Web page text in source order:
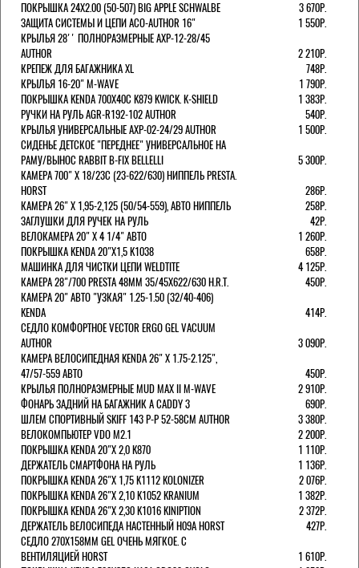
ПОКРЫШКА 24X2.00 (50-507) BIG APPLE SCHWALBE
3 670Р.
ЗАЩИТА СИСТЕМЫ И ЦЕПИ ACO-AUTHOR 16"
1 550Р.
КРЫЛЬЯ 28'' ПОЛНОРАЗМЕРНЫЕ AXP-12-28/45
AUTHOR
2 210Р.
КРЕПЕЖ ДЛЯ БАГАЖНИКА XL
748Р.
КРЫЛЬЯ 16-20" M-WAVE
1 790Р.
ПОКРЫШКА KENDA 700Х40С K879 KWICK. K-SHIELD
1 383Р.
РУЧКИ НА РУЛЬ AGR-R192-102 AUTHOR
540Р.
КРЫЛЬЯ УНИВЕРСАЛЬНЫЕ AXP-02-24/29 AUTHOR
1 500Р.
СИДЕНЬЕ ДЕТСКОЕ "ПЕРЕДНЕЕ" УНИВЕРСАЛЬНОЕ НА
РАМУ/ВЫНОС RABBIT B-FIX BELLELLI
5 300Р.
КАМЕРА 700" Х 18/23C (23-622/630) НИППЕЛЬ PRESTA.
HORST
286Р.
КАМЕРА 26" X 1,95-2,125 (50/54-559), АВТО НИППЕЛЬ
258Р.
ЗАГЛУШКИ ДЛЯ РУЧЕК НА РУЛЬ
42Р.
ВЕЛОКАМЕРА 20" Х 4 1/4" АВТО
1 260Р.
ПОКРЫШКА KENDA 20"Х1,5 K1038
658Р.
МАШИНКА ДЛЯ ЧИСТКИ ЦЕПИ WELDTITE
4 125Р.
КАМЕРА 28"/700 PRESTA 48ММ 35/45Х622/630 H.R.T.
450Р.
КАМЕРА 20" АВТО "УЗКАЯ" 1.25-1.50 (32/40-406)
KENDA
414Р.
СЕДЛО КОМФОРТНОЕ VECTOR ERGO GEL VACUUM
AUTHOR
3 090Р.
КАМЕРА ВЕЛОСИПЕДНАЯ KENDA 26" Х 1.75-2.125",
47/57-559 АВТО
450Р.
КРЫЛЬЯ ПОЛНОРАЗМЕРНЫЕ MUD MAX II M-WAVE
2 910Р.
ФОНАРЬ ЗАДНИЙ НА БАГАЖНИК A CADDY 3
690Р.
ШЛЕМ СПОРТИВНЫЙ SKIFF 143 Р-Р 52-58СМ AUTHOR
3 380Р.
ВЕЛОКОМПЬЮТЕР VDO M2.1
2 200Р.
ПОКРЫШКА KENDA 20"Х 2,0 K870
1 110Р.
ДЕРЖАТЕЛЬ СМАРТФОНА НА РУЛЬ
1 136Р.
ПОКРЫШКА KENDA 26"Х 1,75 K1112 KOLONIZER
2 076Р.
ПОКРЫШКА KENDA 26"Х 2,10 K1052 KRANIUM
1 382Р.
ПОКРЫШКА KENDA 26"Х 2,30 K1016 KINIPTION
2 372Р.
ДЕРЖАТЕЛЬ ВЕЛОСИПЕДА НАСТЕННЫЙ H09A HORST
427Р.
СЕДЛО 270Х158ММ GEL ОЧЕНЬ МЯГКОЕ. С
ВЕНТИЛЯЦИЕЙ HORST
1 610Р.